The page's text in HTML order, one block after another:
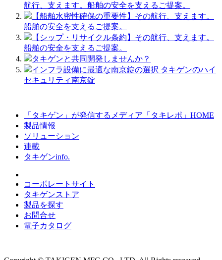
航行、支えます。船舶の安全を支えるご提案。
【船舶水密性確保の重要性】その航行、支えます。
船舶の安全を支えるご提案。
【シップ・リサイクル条約】その航行、支えます。
船舶の安全を支えるご提案。
タキゲンと共同開発しませんか？
インフラ設備に最適な南京錠の選択 タキゲンのハイ
セキュリティ南京錠
「タキゲン」が発信するメディア「タキレポ」HOME
製品情報
ソリューション
連載
タキゲンinfo.
コーポレートサイト
タキゲンストア
製品を探す
お問合せ
電子カタログ